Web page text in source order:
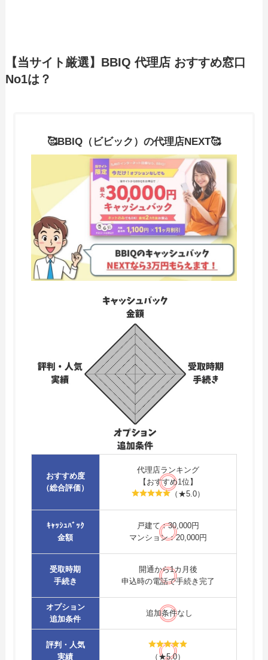
【当サイト厳選】BBIQ 代理店 おすすめ窓口
No1は？
🥰BBIQ（ビビック）の代理店NEXT🥰
おすすめ度
（総合評価）
代理店ランキング
【おすすめ1位】
（★5.0）
ｷｬｯｼｭﾊﾞｯｸ
金額
戸建て：30,000円
マンション：20,000円
受取時期
手続き
開通から1カ月後
申込時の電話で手続き完了
オプション
追加条件
追加条件なし
評判・人気
実績
（★5.0）